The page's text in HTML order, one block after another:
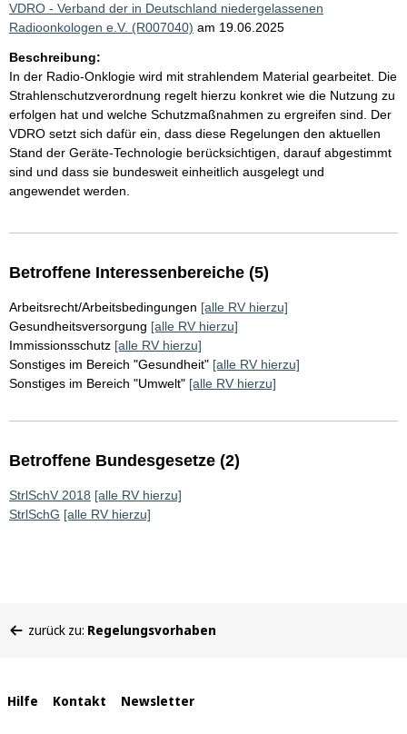
VDRO - Verband der in Deutschland niedergelassenen
Radioonkologen e.V. (R007040) am 19.06.2025
Beschreibung:
In der Radio-Onklogie wird mit strahlendem Material gearbeitet. Die
Strahlenschutzverordnung regelt hierzu konkret wie die Nutzung zu
erfolgen hat und welche Schutzmaßnahmen zu ergreifen sind. Der
VDRO setzt sich dafür ein, dass diese Regelungen den aktuellen
Stand der Geräte-Technologie berücksichtigen, darauf abgestimmt
sind und dass sie bundesweit einheitlich ausgelegt und
angewendet werden.
Betroffene Interessenbereiche (5)
Arbeitsrecht/Arbeitsbedingungen [alle RV hierzu]
Gesundheitsversorgung [alle RV hierzu]
Immissionsschutz [alle RV hierzu]
Sonstiges im Bereich "Gesundheit" [alle RV hierzu]
Sonstiges im Bereich "Umwelt" [alle RV hierzu]
Betroffene Bundesgesetze (2)
StrlSchV 2018 [alle RV hierzu]
StrlSchG [alle RV hierzu]
befinden
zurück zu: Regelungsvorhaben
Interne
Hilfe Kontakt Newsletter